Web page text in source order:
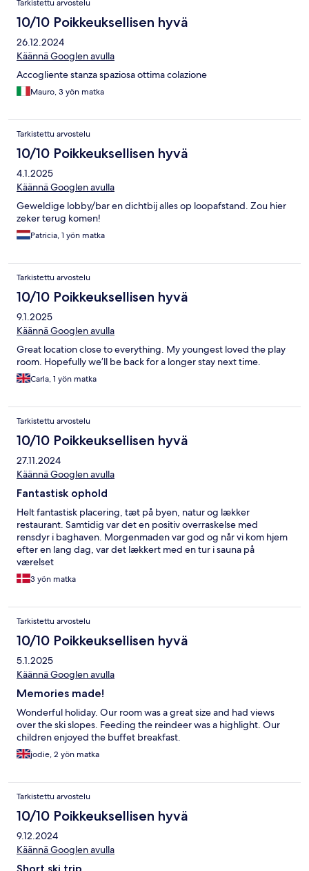
Tarkistettu arvostelu
10/10 Poikkeuksellisen hyvä
26.12.2024
Käännä Googlen avulla
Accogliente stanza spaziosa ottima colazione
Mauro, 3 yön matka
Tarkistettu arvostelu
10/10 Poikkeuksellisen hyvä
4.1.2025
Käännä Googlen avulla
Geweldige lobby/bar en dichtbij alles op loopafstand. Zou hier
zeker terug komen!
Patricia, 1 yön matka
Tarkistettu arvostelu
10/10 Poikkeuksellisen hyvä
9.1.2025
Käännä Googlen avulla
Great location close to everything. My youngest loved the play
room. Hopefully we’ll be back for a longer stay next time.
Carla, 1 yön matka
Tarkistettu arvostelu
10/10 Poikkeuksellisen hyvä
27.11.2024
Käännä Googlen avulla
Fantastisk ophold
Helt fantastisk placering, tæt på byen, natur og lækker
restaurant. Samtidig var det en positiv overraskelse med
rensdyr i baghaven. Morgenmaden var god og når vi kom hjem
efter en lang dag, var det lækkert med en tur i sauna på
værelset
3 yön matka
Tarkistettu arvostelu
10/10 Poikkeuksellisen hyvä
5.1.2025
Käännä Googlen avulla
Memories made!
Wonderful holiday. Our room was a great size and had views
over the ski slopes. Feeding the reindeer was a highlight. Our
children enjoyed the buffet breakfast.
jodie, 2 yön matka
Tarkistettu arvostelu
10/10 Poikkeuksellisen hyvä
9.12.2024
Käännä Googlen avulla